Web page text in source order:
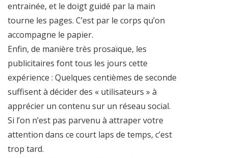
entrainée, et le doigt guidé par la main
tourne les pages. C’est par le corps qu’on
accompagne le papier.
Enfin, de manière très prosaïque, les
publicitaires font tous les jours cette
expérience : Quelques centièmes de seconde
suffisent à décider des « utilisateurs » à
apprécier un contenu sur un réseau social.
Si l’on n’est pas parvenu à attraper votre
attention dans ce court laps de temps, c’est
trop tard.